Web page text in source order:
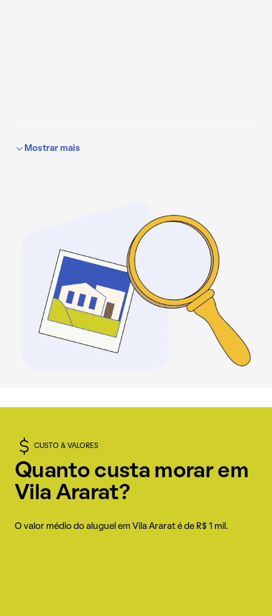
Mostrar mais
CUSTO & VALORES
Quanto custa morar em
Vila Ararat?
O valor médio do aluguel em Vila Ararat é de R$ 1 mil.